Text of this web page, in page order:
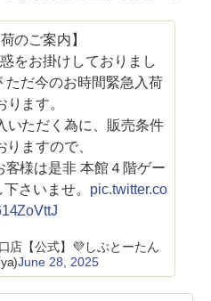
のご案内】
をお掛けしておりまし
ただ今のお時間緊急入荷
ります。
いただく為に、販売条件
りますので、
客様は是非 本館４階ゲー
さいませ。 pic.twitter.co
店【公式】💜しぶとーたん
June 28, 2025